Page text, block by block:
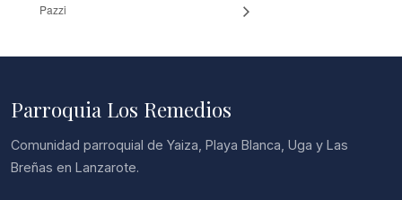
Pazzi
Parroquia Los Remedios
Comunidad parroquial de Yaiza, Playa Blanca, Uga y Las
Breñas en Lanzarote.